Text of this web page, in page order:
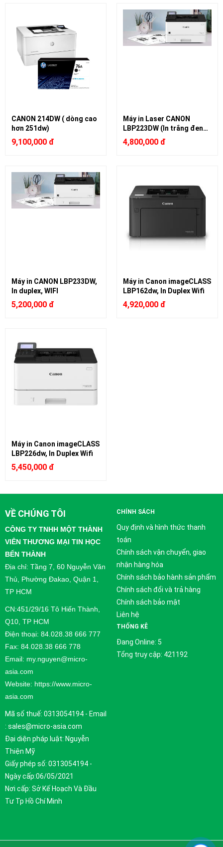
CANON 214DW ( dòng cao
hơn 251dw)
9,100,000 đ
Máy in Laser CANON
LBP223DW (In trắng đen
A4, 2 mặt tự động, Có in
Wifi, có cổng LAN)
4,800,000 đ
Máy in CANON LBP233DW,
In duplex, WIFI
5,200,000 đ
Máy in Canon imageCLASS
LBP162dw, In Duplex Wifi
4,920,000 đ
Máy in Canon imageCLASS
LBP226dw, In Duplex Wifi
5,450,000 đ
VỀ CHÚNG TÔI
CÔNG TY TNHH MỘT THÀNH
VIÊN THƯƠNG MẠI TIN HỌC
BẾN THÀNH
Địa chỉ: Tầng 7, 60 Nguyễn Văn
Thủ, Phường Đakao, Quận 1,
TP HCM
CN:451/29/16 Tô Hiến Thành,
Q10, TP HCM
Điện thoại: 84.028.38 666 777
Fax: 84.028.38 666 778
Email: my.nguyen@micro-
asia.com
Website: https://www.micro-
asia.com
Mã số thuế: 0313054194 - Email
: sales@micro-asia.com
Đại diện pháp luật: Nguyễn
Thiện Mỹ
Giấy phép số: 0313054194 -
Ngày cấp:06/05/2021
Nơi cấp: Sở Kế Hoạch Và Đầu
Tư Tp Hồ Chí Minh
CHÍNH SÁCH
Quy định và hình thức thanh
toán
Chính sách vận chuyển, giao
nhận hàng hóa
Chính sách bảo hành sản phẩm
Chính sách đổi và trả hàng
Chính sách bảo mật
Liên hệ
THỐNG KÊ
Đang Online: 5
Tổng truy cập: 421192